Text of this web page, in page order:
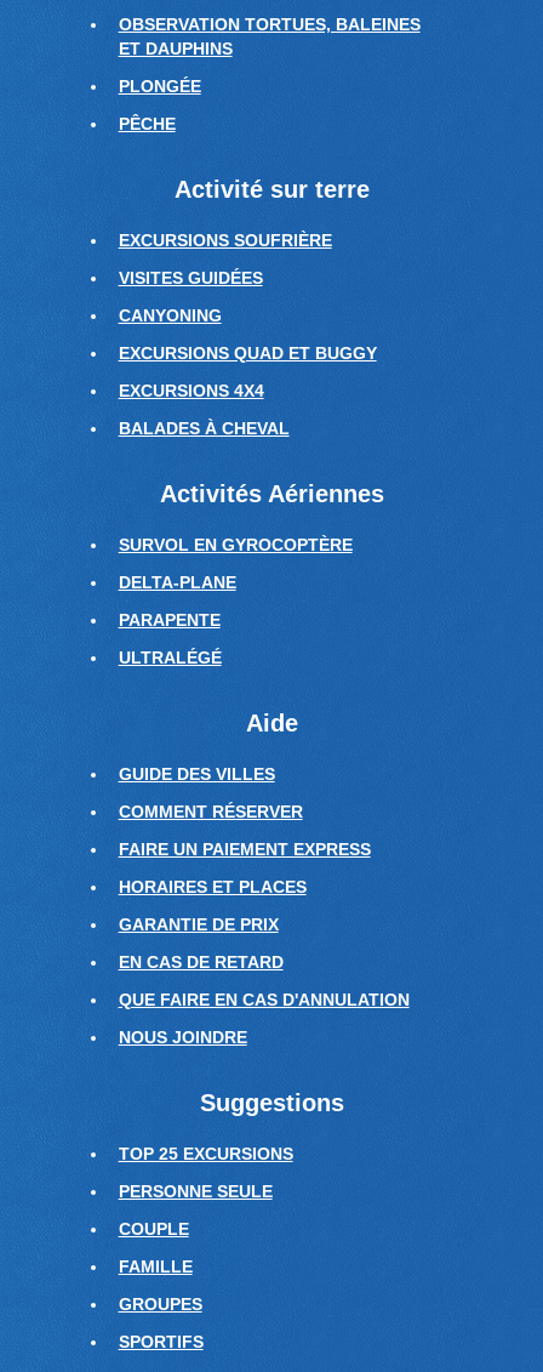
OBSERVATION TORTUES, BALEINES
ET DAUPHINS
PLONGÉE
PÊCHE
Activité sur terre
EXCURSIONS SOUFRIÈRE
VISITES GUIDÉES
CANYONING
EXCURSIONS QUAD ET BUGGY
EXCURSIONS 4X4
BALADES À CHEVAL
Activités Aériennes
SURVOL EN GYROCOPTÈRE
DELTA-PLANE
PARAPENTE
ULTRALÉGÉ
Aide
GUIDE DES VILLES
COMMENT RÉSERVER
FAIRE UN PAIEMENT EXPRESS
HORAIRES ET PLACES
GARANTIE DE PRIX
EN CAS DE RETARD
QUE FAIRE EN CAS D'ANNULATION
NOUS JOINDRE
Suggestions
TOP 25 EXCURSIONS
PERSONNE SEULE
COUPLE
FAMILLE
GROUPES
SPORTIFS